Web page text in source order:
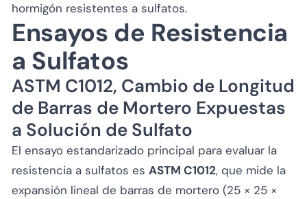
hormigón resistentes a sulfatos.
Ensayos de Resistencia
a Sulfatos
ASTM C1012, Cambio de Longitud
de Barras de Mortero Expuestas
a Solución de Sulfato
El ensayo estandarizado principal para evaluar la
resistencia a sulfatos es ASTM C1012, que mide la
expansión lineal de barras de mortero (25 × 25 ×